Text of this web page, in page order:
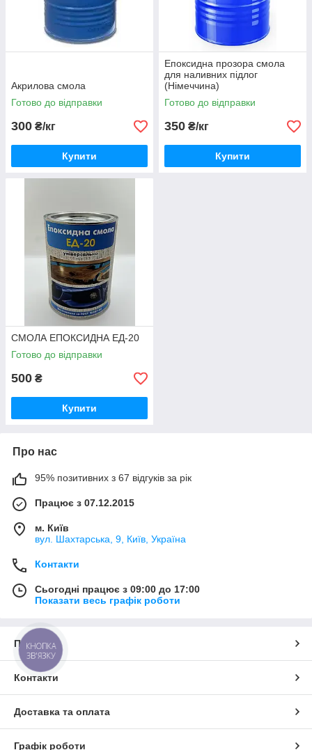
Акрилова смола
Готово до відправки
300 ₴/кг
Купити
Епоксидна прозора смола
для наливних підлог
(Німеччина)
Готово до відправки
350 ₴/кг
Купити
СМОЛА ЕПОКСИДНА ЕД-20
Готово до відправки
500 ₴
Купити
Про нас
95% позитивних з 67 відгуків за рік
Працює з 07.12.2015
м. Київ
вул. Шахтарська, 9, Київ, Україна
Контакти
Сьогодні працює з 09:00 до 17:00
Показати весь графік роботи
Про нас
Контакти
Доставка та оплата
Графік роботи
КНОПКА
ЗВ'ЯЗКУ